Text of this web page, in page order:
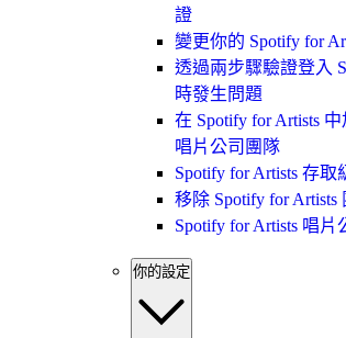
證
變更你的 Spotify for
透過兩步驟驗證登入
時發生問題
在 Spotify for Artists
唱片公司團隊
Spotify for Artists 存取
移除 Spotify for Artists
Spotify for Artists 唱片
你的設定